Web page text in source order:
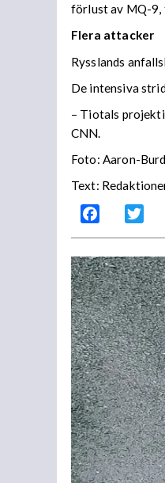
förlust av MQ-9,
Flera attacker
Rysslands
De intensiva
– Tiotals
CNN.
Foto: Aaron-
Text:
Facebook